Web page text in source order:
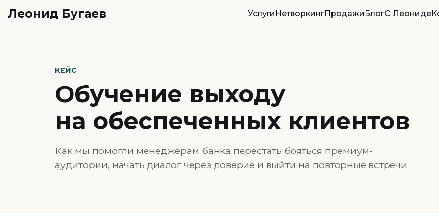
Леонид Бугаев Услуги НетворкингПродажи БлогО Леониде
КЕЙС
Обучение выходу
на обеспеченных клиентов
Как мы помогли менеджерам банка перестать бояться премиум-
аудитории, начать диалог через доверие и выйти на повторные встречи